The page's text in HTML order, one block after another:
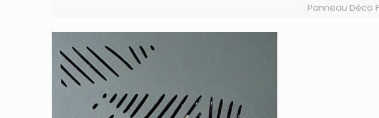
Panneau Déco